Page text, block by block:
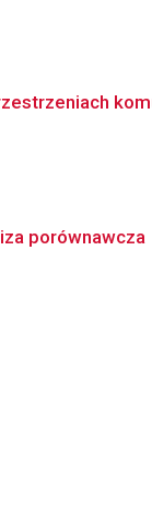
porównawcza